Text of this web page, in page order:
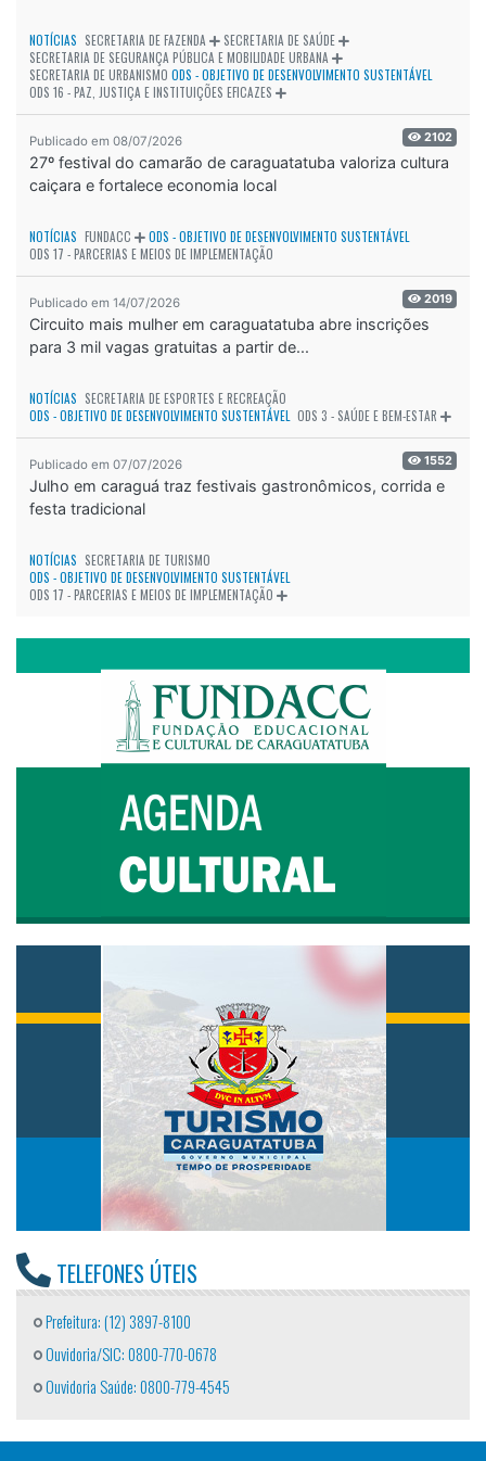
NOTÍCIAS SECRETARIA DE FAZENDA
SECRETARIA DE SAÚDE
SECRETARIA DE SEGURANÇA PÚBLICA E MOBILIDADE URBANA
SECRETARIA DE URBANISMO ODS - OBJETIVO DE DESENVOLVIMENTO SUSTENTÁVEL
ODS 16 - PAZ, JUSTIÇA E INSTITUIÇÕES EFICAZES
Publicado em 08/07/2026 2102
27º festival do camarão de caraguatatuba valoriza cultura
caiçara e fortalece economia local
NOTÍCIAS FUNDACC
ODS - OBJETIVO DE DESENVOLVIMENTO SUSTENTÁVEL
ODS 17 - PARCERIAS E MEIOS DE IMPLEMENTAÇÃO
Publicado em 14/07/2026 2019
Circuito mais mulher em caraguatatuba abre inscrições
para 3 mil vagas gratuitas a partir de...
NOTÍCIAS SECRETARIA DE ESPORTES E RECREAÇÃO
ODS - OBJETIVO DE DESENVOLVIMENTO SUSTENTÁVEL ODS 3 - SAÚDE E BEM-ESTAR
Publicado em 07/07/2026 1552
Julho em caraguá traz festivais gastronômicos, corrida e
festa tradicional
NOTÍCIAS SECRETARIA DE TURISMO
ODS - OBJETIVO DE DESENVOLVIMENTO SUSTENTÁVEL
ODS 17 - PARCERIAS E MEIOS DE IMPLEMENTAÇÃO
TELEFONES ÚTEIS
Prefeitura: (12) 3897-8100
Ouvidoria/SIC: 0800-770-0678
Ouvidoria Saúde: 0800-779-4545